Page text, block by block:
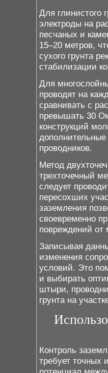
Для глинистого
электроды на
песчаных и
15–20 метров,
сухого грунта
стабилизации
Для
проводят на
сравнивать с
превышать 30
конструкций
проводников.
Метод
трехточечный
следует
пересохших
заземления
своевременно
повреждений от
Записывая
изменения
условий. Это
и выбирать
штыри,
грунта на
Контроль
требует точных